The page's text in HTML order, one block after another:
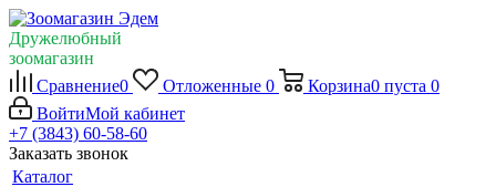
Дружелюбный
зоомагазин
Сравнение0 Отложенные 0 Корзина0 пуста 0
ВойтиМой кабинет
+7 (3843) 60-58-60
Заказать звонок
Каталог